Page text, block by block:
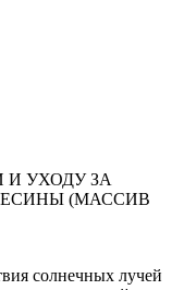
УХОДУ ЗА
(МАССИВ
солнечных лучей